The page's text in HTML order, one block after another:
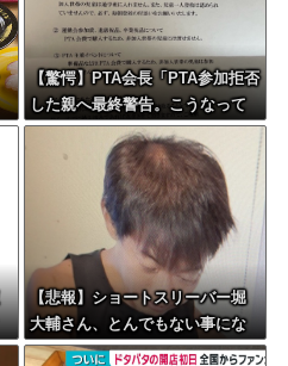
【驚愕】PTA会長「PTA参加拒否
した親へ最終警告。こうなって
もいい？」
【悲報】ショートスリーバー堀
大輔さん、とんでもない事にな
る・・・